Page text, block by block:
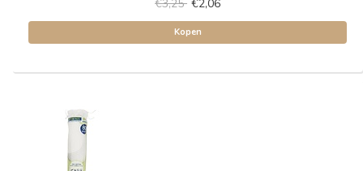
€3,25 €2,06
Kopen